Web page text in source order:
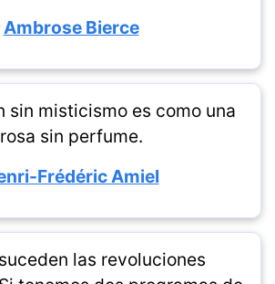
Ambrose Bierce
sin misticismo es como una
rosa sin perfume.
Frédéric Amiel
las revoluciones